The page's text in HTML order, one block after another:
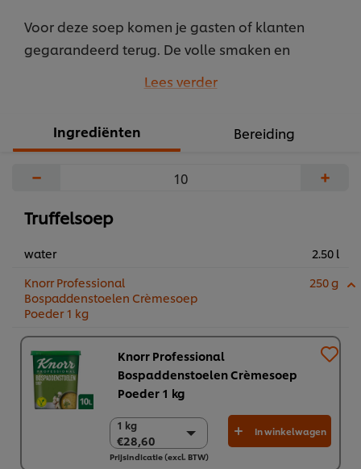
Voor deze soep komen je gasten of klanten
gegarandeerd terug. De volle smaken en
culinair spektakel van.
Lees verder
Ingrediënten Bereiding
− +
Truffelsoep
water
2.50 l
Knorr Professional
Bospaddenstoelen Crèmesoep
Poeder 1 kg​
250 g
Knorr Professional
Bospaddenstoelen Crèmesoep
Poeder 1 kg​
1 kg
€28,60
1 kg
€28,60
6 x 1 kg
In winkelwagen
Prijsindicatie (excl. BTW)